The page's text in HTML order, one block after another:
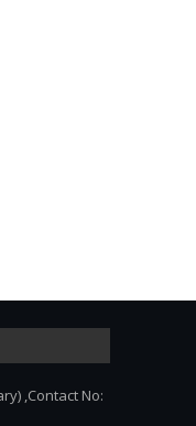
,Contact No: